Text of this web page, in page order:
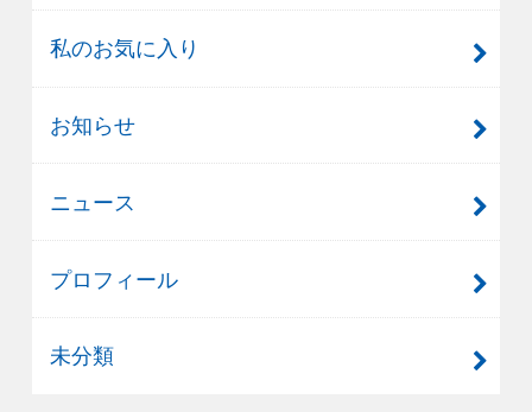
私のお気に入り
お知らせ
ニュース
プロフィール
未分類